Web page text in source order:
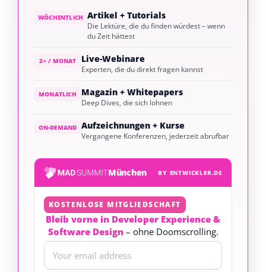
WÖCHENTLICH Artikel + Tutorials
Die Lektüre, die du finden würdest – wenn
du Zeit hättest
2× / MONAT Live-Webinare
Experten, die du direkt fragen kannst
MONATLICH Magazin + Whitepapers
Deep Dives, die sich lohnen
ON-DEMAND Aufzeichnungen + Kurse
Vergangene Konferenzen, jederzeit abrufbar
München BY ENTWICKLER.DE
KOSTENLOSE MITGLIEDSCHAFT
Bleib vorne in Developer Experience &
Software Design – ohne Doomscrolling.